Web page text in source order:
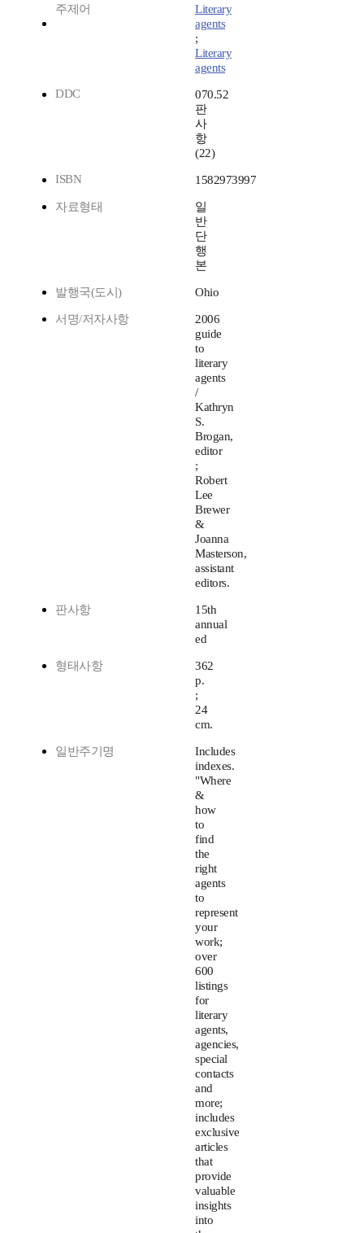
주제어
Literary
agents
;
Literary
agents
DDC
070.52
판
사
항
(22)
ISBN
1582973997
자료형태
일
반
단
행
본
발행국(도시) Ohio
서명/저자사항
2006
guide
to
literary
agents
/
Kathryn
S.
Brogan,
editor
;
Robert
Lee
Brewer
&
Joanna
Masterson,
assistant
editors.
판사항
15th
annual
ed
형태사항
362
p.
;
24
cm.
일반주기명
Includes
indexes.
"Where
&
how
to
find
the
right
agents
to
represent
your
work;
over
600
listings
for
literary
agents,
agencies,
special
contacts
and
more;
includes
exclusive
articles
that
provide
valuable
insights
into